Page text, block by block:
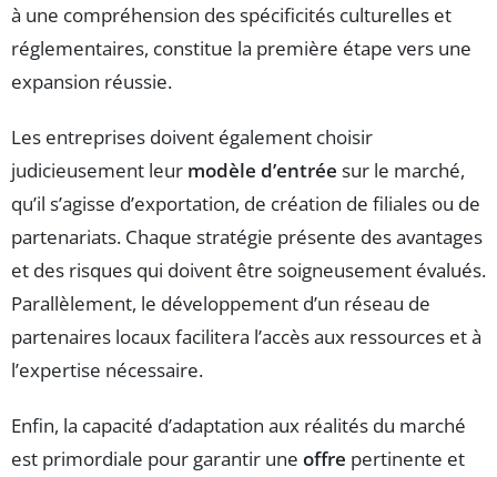
à une compréhension des spécificités culturelles et
réglementaires, constitue la première étape vers une
expansion réussie.
Les entreprises doivent également choisir
judicieusement leur modèle d’entrée sur le marché,
qu’il s’agisse d’exportation, de création de filiales ou de
partenariats. Chaque stratégie présente des avantages
et des risques qui doivent être soigneusement évalués.
Parallèlement, le développement d’un réseau de
partenaires locaux facilitera l’accès aux ressources et à
l’expertise nécessaire.
Enfin, la capacité d’adaptation aux réalités du marché
est primordiale pour garantir une offre pertinente et